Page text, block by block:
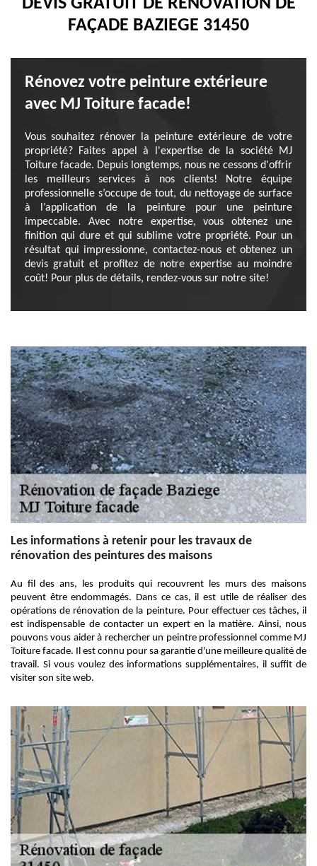
DEVIS GRATUIT DE RÉNOVATION DE
FAÇADE BAZIEGE 31450
Rénovez votre peinture extérieure
avec MJ Toiture facade!
Vous souhaitez rénover la peinture extérieure de votre
propriété? Faites appel à l'expertise de la société MJ
Toiture facade. Depuis longtemps, nous ne cessons d'offrir
les meilleurs services à nos clients! Notre équipe
professionnelle s’occupe de tout, du nettoyage de surface
à l’application de la peinture pour une peinture
impeccable. Avec notre expertise, vous obtenez une
finition qui dure et qui sublime votre propriété. Pour un
résultat qui impressionne, contactez-nous et obtenez un
devis gratuit et profitez de notre expertise au moindre
coût! Pour plus de détails, rendez-vous sur notre site!
Les informations à retenir pour les travaux de
rénovation des peintures des maisons
Au fil des ans, les produits qui recouvrent les murs des maisons
peuvent être endommagés. Dans ce cas, il est utile de réaliser des
opérations de rénovation de la peinture. Pour effectuer ces tâches, il
est indispensable de contacter un expert en la matière. Ainsi, nous
pouvons vous aider à rechercher un peintre professionnel comme MJ
Toiture facade. Il est connu pour sa garantie d'une meilleure qualité de
travail. Si vous voulez des informations supplémentaires, il suffit de
visiter son site web.